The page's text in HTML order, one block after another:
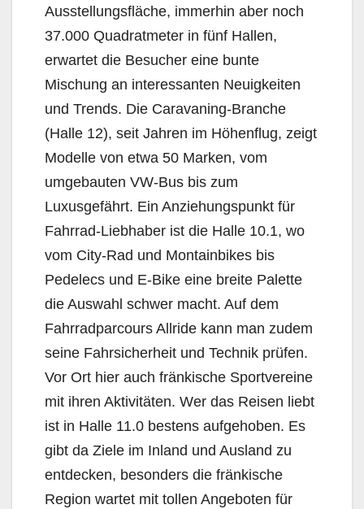
Ausstellungsfläche, immerhin aber noch
37.000 Quadratmeter in fünf Hallen,
erwartet die Besucher eine bunte
Mischung an interessanten Neuigkeiten
und Trends. Die Caravaning-Branche
(Halle 12), seit Jahren im Höhenflug, zeigt
Modelle von etwa 50 Marken, vom
umgebauten VW-Bus bis zum
Luxusgefährt. Ein Anziehungspunkt für
Fahrrad-Liebhaber ist die Halle 10.1, wo
vom City-Rad und Montainbikes bis
Pedelecs und E-Bike eine breite Palette
die Auswahl schwer macht. Auf dem
Fahrradparcours Allride kann man zudem
seine Fahrsicherheit und Technik prüfen.
Vor Ort hier auch fränkische Sportvereine
mit ihren Aktivitäten. Wer das Reisen liebt
ist in Halle 11.0 bestens aufgehoben. Es
gibt da Ziele im Inland und Ausland zu
entdecken, besonders die fränkische
Region wartet mit tollen Angeboten für